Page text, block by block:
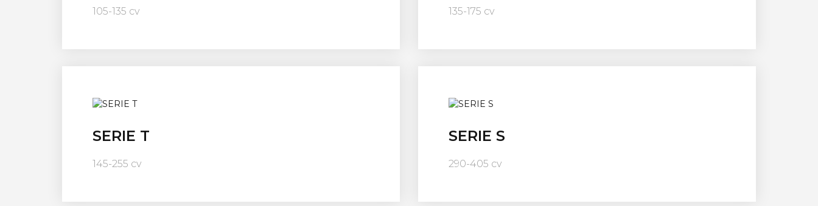
105-135 cv
SERIE T
145-255 cv
135-175 cv
SERIE S
290-405 cv